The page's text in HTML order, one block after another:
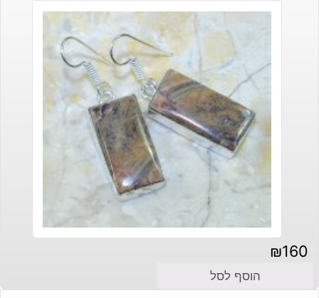
₪160
הוסף לסל